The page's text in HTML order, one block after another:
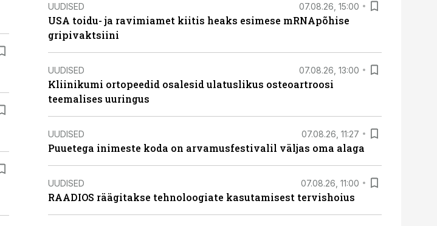
UUDISED 07.08.26, 15:00
USA toidu- ja ravimiamet kiitis heaks esimese mRNApõhise
gripivaktsiini
UUDISED 07.08.26, 13:00
Kliinikumi ortopeedid osalesid ulatuslikus osteoartroosi
teemalises uuringus
UUDISED 07.08.26, 11:27
Puuetega inimeste koda on arvamusfestivalil väljas oma alaga
UUDISED 07.08.26, 11:00
RAADIOS räägitakse tehnoloogiate kasutamisest tervishoius